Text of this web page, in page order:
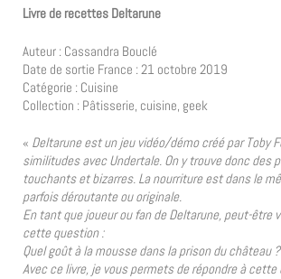
Livre de recettes Deltarune
Auteur : Cassandra Bouclé
Date de sortie France : 21 octobre 2019
Catégorie : Cuisine
Collection : Pâtisserie, cuisine, geek
« Deltarune est un jeu vidéo/démo créé par Toby
similitudes avec Undertale. On y trouve donc des
touchants et bizarres. La nourriture est dans le
parfois déroutante ou originale.
En tant que joueur ou fan de Deltarune, peut-être
cette question :
Quel goût à la mousse dans la prison du château ?
Avec ce livre, je vous permets de répondre à cette